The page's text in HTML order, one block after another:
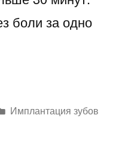
боли за одно
Написано
Имплантация зубов